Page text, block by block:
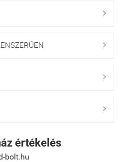




értékelés
bolt.hu